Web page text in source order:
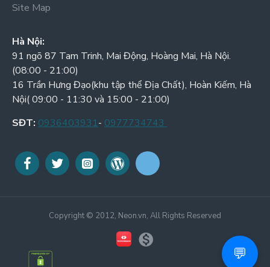
Site Map
Hà Nội:
91 ngõ 87 Tam Trinh, Mai Động, Hoàng Mai, Hà Nội.
(08:00 - 21:00)
16 Trần Hưng Đạo(khu tập thể Địa Chất), Hoàn Kiếm, Hà
Nội( 09:00 - 11:30 và 15:00 - 21:00)
SĐT: 0936403931- 0977734743
Copyright © 2012, Neon.vn, All Rights Reserved
💬